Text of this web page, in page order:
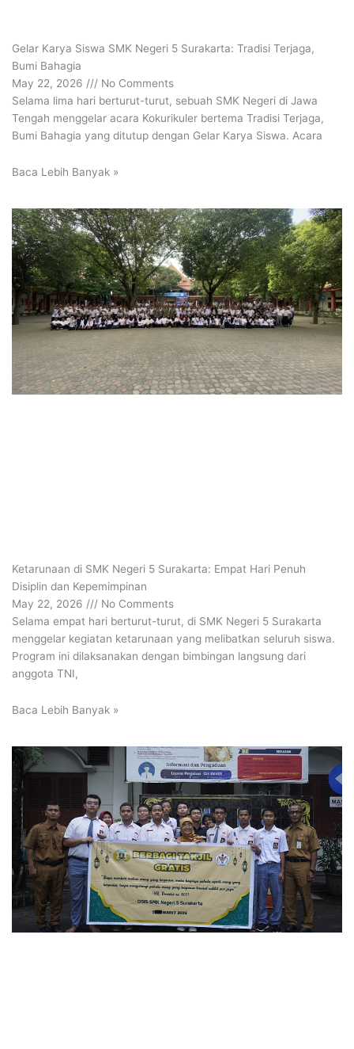
Gelar Karya Siswa SMK Negeri 5 Surakarta: Tradisi Terjaga,
Bumi Bahagia
May 22, 2026
No Comments
Selama lima hari berturut-turut, sebuah SMK Negeri di Jawa
Tengah menggelar acara Kokurikuler bertema Tradisi Terjaga,
Bumi Bahagia yang ditutup dengan Gelar Karya Siswa. Acara
Baca Lebih Banyak »
Ketarunaan di SMK Negeri 5 Surakarta: Empat Hari Penuh
Disiplin dan Kepemimpinan
May 22, 2026
No Comments
Selama empat hari berturut-turut, di SMK Negeri 5 Surakarta
menggelar kegiatan ketarunaan yang melibatkan seluruh siswa.
Program ini dilaksanakan dengan bimbingan langsung dari
anggota TNI,
Baca Lebih Banyak »